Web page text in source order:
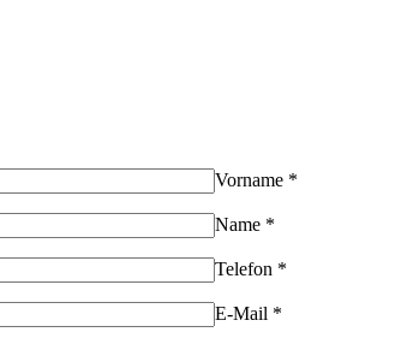
Vorname *
Name *
Telefon *
E-Mail *